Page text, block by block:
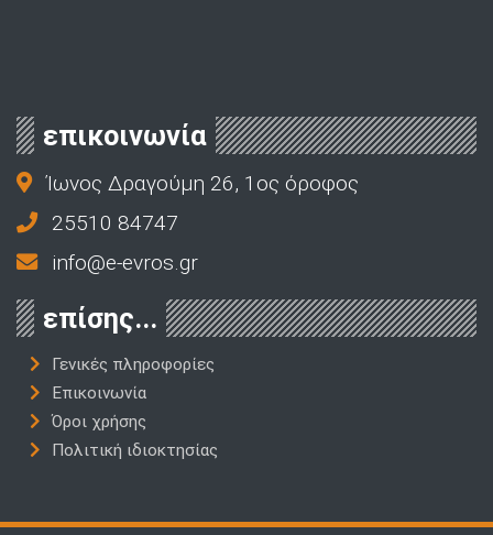
επικοινωνία
Ίωνος Δραγούμη 26, 1ος όροφος
25510 84747
info@e-evros.gr
επίσης...
Γενικές πληροφορίες
Επικοινωνία
Όροι χρήσης
Πολιτική ιδιοκτησίας